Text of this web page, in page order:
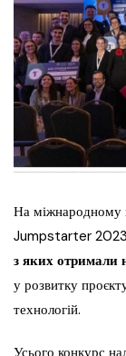
На міжнародному
Jumpstarter 2023
з яких отримали
у розвитку
технологій.